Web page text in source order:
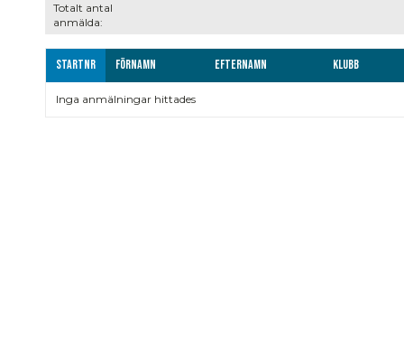
Totalt antal
anmälda:
Startnr Förnamn Efternamn Klubb
Inga anmälningar hittades